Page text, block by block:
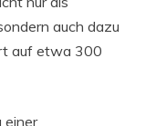
auch dazu
auf etwa 300
einer